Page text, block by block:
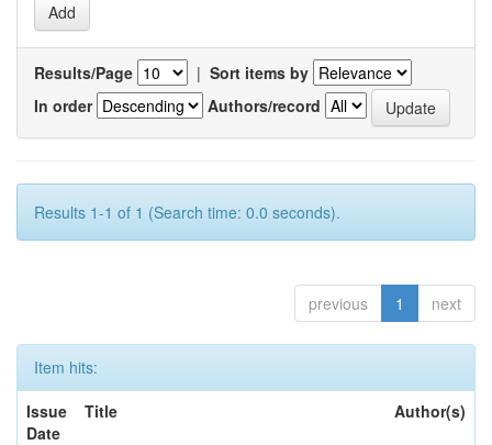
Results/Page | Sort items by
In order
Authors/record
Results 1-1 of 1 (Search time: 0.0 seconds).
previous 1 next
Item hits:
Issue
Date
Title Author(s)